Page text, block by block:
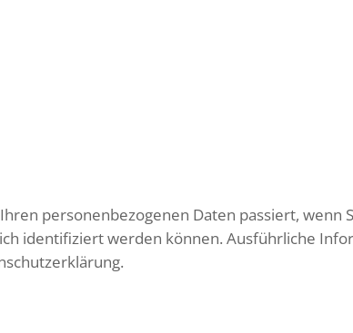
personenbezogenen Daten passiert, wenn
identifiziert werden können. Ausführliche